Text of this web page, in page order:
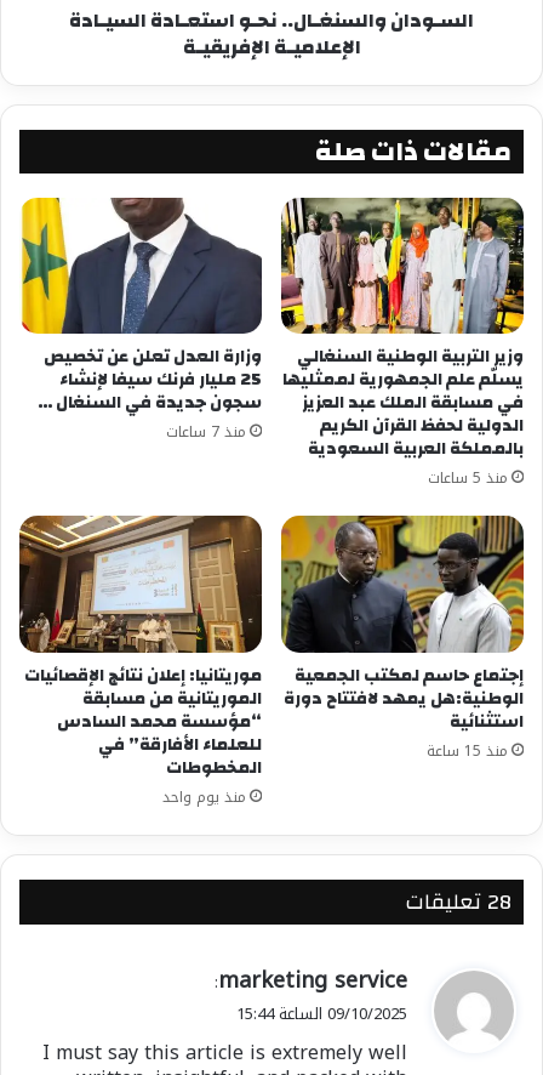
السـودان والسنغـال.. نحـو استعـادة السيـادة
الإعلاميـة الإفريقيـة
مقالات ذات صلة
وزير التربية الوطنية السنغالي
يسلّم علم الجمهورية لممثليها
في مسابقة الملك عبد العزيز
الدولية لحفظ القرآن الكريم
بالمملكة العربية السعودية
منذ 5 ساعات
وزارة العدل تعلن عن تخصيص
25 مليار فرنك سيفا لإنشاء
سجون جديدة في السنغال …
منذ 7 ساعات
إجتماع حاسم لمكتب الجمعية
الوطنية:هل يمهد لافتتاح دورة
استثنائية
منذ 15 ساعة
موريتانيا: إعلان نتائج الإقصائيات
الموريتانية من مسابقة
“مؤسسة محمد السادس
للعلماء الأفارقة” في
المخطوطات
منذ يوم واحد
‫28 تعليقات
ي
ق
ل
marketing service
:
09/10/2025 الساعة 15:44
I must say this article is extremely well